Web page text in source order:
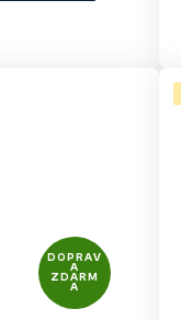
DOPRAV
A
ZDARM
A